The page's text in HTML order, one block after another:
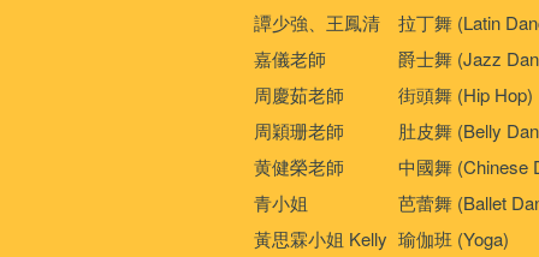
譚少強、王鳳清
嘉儀老師
周慶茹老師
周穎珊老師
黄健榮老師
青小姐
黃思霖小姐 Kelly
拉丁舞 (Latin
爵士舞 (Jazz
街頭舞 (Hip Hop)
肚皮舞 (Belly
中國舞 (Chinese
芭蕾舞 (Ballet
瑜伽班 (Yoga)